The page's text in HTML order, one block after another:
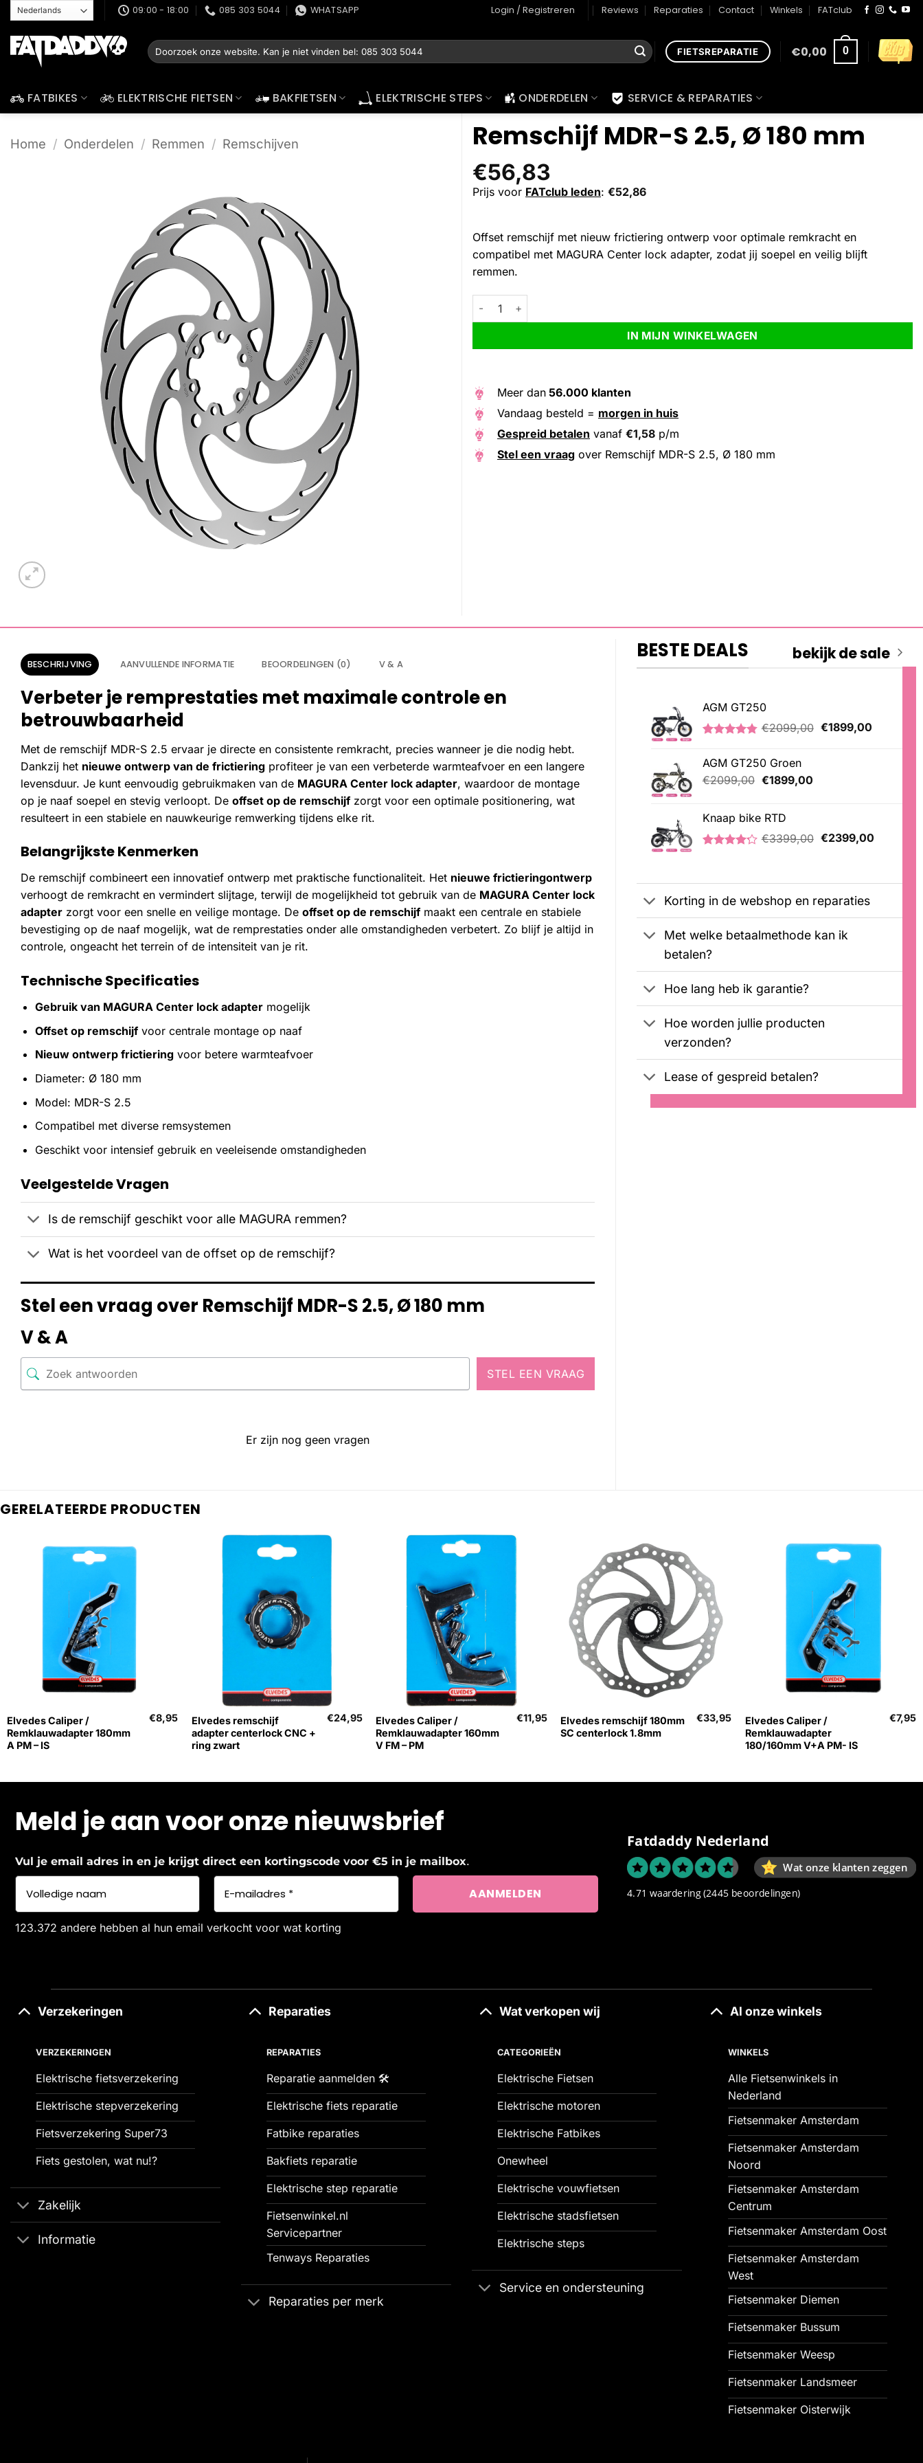
naar
inhoud
09:00 - 18:00 085 303 5044 WHATSAPP Login / Registreren Reviews Reparaties Contact Winkels FATclub
Zoeken
naar:
FIETSREPARATIE €0,00 0
FATBIKES ELEKTRISCHE FIETSEN BAKFIETSEN ELEKTRISCHE STEPS ONDERDELEN SERVICE & REPARATIES
Home / Onderdelen / Remmen / Remschijven Remschijf MDR-S 2.5, Ø 180 mm
€56,83
Prijs voor FATclub leden: €52,86
Offset remschijf met nieuw frictiering ontwerp voor optimale remkracht en
compatibel met MAGURA Center lock adapter, zodat jij soepel en veilig blijft
remmen.
Remschijf MDR-S 2.5, Ø 180 mm aantal
IN MIJN WINKELWAGEN
Alternative:
Meer dan 56.000 klanten
Vandaag besteld = morgen in huis
Gespreid betalen vanaf €1,58 p/m
Stel een vraag over Remschijf MDR-S 2.5, Ø 180 mm
BESCHRIJVING AANVULLENDE INFORMATIE BEOORDELINGEN (0) V & A
Verbeter je remprestaties met maximale controle en
betrouwbaarheid
Met de remschijf MDR-S 2.5 ervaar je directe en consistente remkracht, precies wanneer je die nodig hebt.
Dankzij het nieuwe ontwerp van de frictiering profiteer je van een verbeterde warmteafvoer en een langere
levensduur. Je kunt eenvoudig gebruikmaken van de MAGURA Center lock adapter, waardoor de montage
op je naaf soepel en stevig verloopt. De offset op de remschijfzorgt voor een optimale positionering, wat
resulteert in een stabiele en nauwkeurige remwerking tijdens elke rit.
Belangrijkste Kenmerken
De remschijf combineert een innovatief ontwerp met praktische functionaliteit. Het nieuwe frictieringontwerp
verhoogt de remkracht en vermindert slijtage, terwijl de mogelijkheid tot gebruik van de MAGURA Center lock
adapter zorgt voor een snelle en veilige montage. De offset op de remschijfmaakt een centrale en stabiele
bevestiging op de naaf mogelijk, wat de remprestaties onder alle omstandigheden verbetert. Zo blijf je altijd in
controle, ongeacht het terrein of de intensiteit van je rit.
Technische Specificaties
Gebruik van MAGURA Center lock adaptermogelijk
Offset op remschijfvoor centrale montage op naaf
Nieuw ontwerp frictieringvoor betere warmteafvoer
Diameter: Ø 180 mm
Model: MDR-S 2.5
Compatibel met diverse remsystemen
Geschikt voor intensief gebruik en veeleisende omstandigheden
Veelgestelde Vragen
Is de remschijf geschikt voor alle MAGURA remmen?
Wat is het voordeel van de offset op de remschijf?
Stel een vraag over Remschijf MDR-S 2.5, Ø 180 mm
V & A
STEL EEN VRAAG
Er zijn nog geen vragen
BESTE DEALS bekijk de sale
AGM GT250
4.76 op 5
gebaseerd
op
klantbeoordelingen
€2099,00 Oorspronkelijke
€1899,00Huidige
AGM GT250 Groen
€2099,00 Oorspronkelijke
€2099,00.
€1899,00Huidige
Knaap bike RTD
klantbeoordelingen
€3399,00 Oorspronkelijke
€2399,00Huidige
Korting in de webshop en reparaties
Met welke betaalmethode kan ik
betalen?
Hoe lang heb ik garantie?
Hoe worden jullie producten
verzonden?
Lease of gespreid betalen?
GERELATEERDE PRODUCTEN
Elvedes Caliper /
Remklauwadapter 180mm
A PM – IS
€8,95
Elvedes remschijf
adapter centerlock CNC +
ring zwart
€24,95
Elvedes Caliper /
Remklauwadapter 160mm
V FM – PM
€11,95
Elvedes remschijf 180mm
SC centerlock 1.8mm
€33,95
Elvedes Caliper /
Remklauwadapter
180/160mm V+A PM- IS
€7,95
Meld je aan voor onze nieuwsbrief
Vul je email adres in en je krijgt direct een kortingscode voor €5 in je mailbox.
123.372 andere hebben al hun email verkocht voor wat korting
Fatdaddy Nederland
Wat onze klanten zeggen
4.71 waardering (2445 beoordelingen)
Verzekeringen
VERZEKERINGEN
Elektrische fietsverzekering
Elektrische stepverzekering
Fietsverzekering Super73
Fiets gestolen, wat nu!?
Zakelijk
Informatie
Reparaties
REPARATIES
Reparatie aanmelden 🛠️
Elektrische fiets reparatie
Fatbike reparaties
Bakfiets reparatie
Elektrische step reparatie
Fietsenwinkel.nl
Servicepartner
Tenways Reparaties
Reparaties per merk
Wat verkopen wij
CATEGORIEËN
Elektrische Fietsen
Elektrische motoren
Elektrische Fatbikes
Onewheel
Elektrische vouwfietsen
Elektrische stadsfietsen
Elektrische steps
Service en ondersteuning
Al onze winkels
WINKELS
Alle Fietsenwinkels in
Nederland
Fietsenmaker Amsterdam
Fietsenmaker Amsterdam
Noord
Fietsenmaker Amsterdam
Centrum
Fietsenmaker Amsterdam Oost
Fietsenmaker Amsterdam
West
Fietsenmaker Diemen
Fietsenmaker Bussum
Fietsenmaker Weesp
Fietsenmaker Landsmeer
Fietsenmaker Oisterwijk